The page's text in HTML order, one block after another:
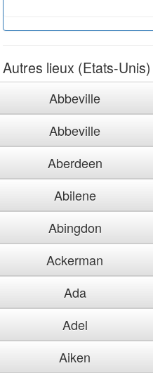
Autres lieux (Etats-Unis)
Abbeville
Abbeville
Aberdeen
Abilene
Abingdon
Ackerman
Ada
Adel
Aiken